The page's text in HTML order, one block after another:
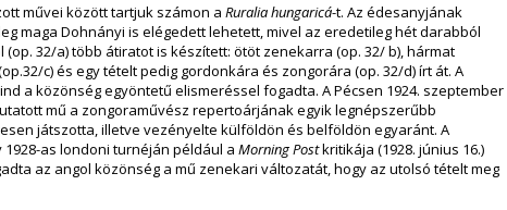
művei között tartjuk számon a Ruralia hungaricá-t. Az édesanyjának
maga Dohnányi is elégedett lehetett, mivel az eredetileg hét darabból
32/a) több átiratot is készített: ötöt zenekarra (op. 32/ b), hármat
c) és egy tételt pedig gordonkára és zongorára (op. 32/d) írt át. A
a közönség egyöntetű elismeréssel fogadta. A Pécsen 1924. szeptember
mű a zongoraművész repertoárjának egyik legnépszerűbb
játszotta, illetve vezényelte külföldön és belföldön egyaránt. A
1928-as londoni turnéján például a Morning Postkritikája (1928. június 16.)
az angol közönség a mű zenekari változatát, hogy az utolsó tételt meg